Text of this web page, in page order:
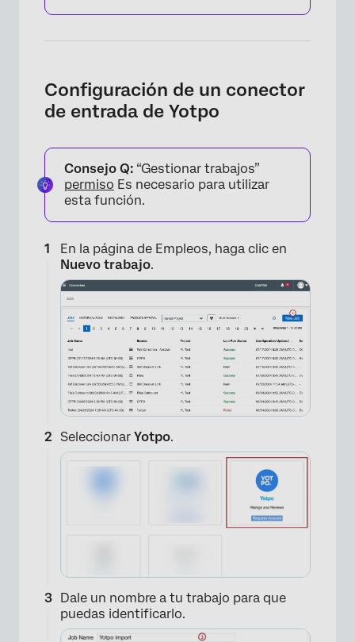
Configuración de un conector
de entrada de Yotpo
Consejo Q: “Gestionar trabajos”
permiso Es necesario para utilizar
esta función.
En la página de Empleos, haga clic en
Nuevo trabajo.
Seleccionar Yotpo.
Dale un nombre a tu trabajo para que
puedas identificarlo.